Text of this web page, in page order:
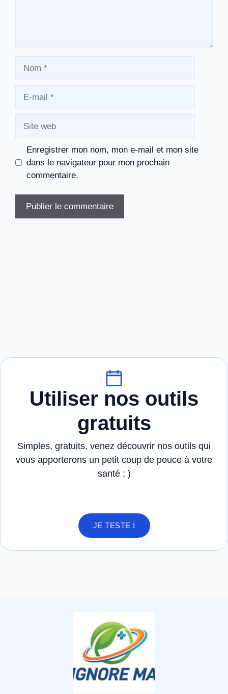
Enregistrer mon nom, mon e-mail et mon site
dans le navigateur pour mon prochain
commentaire.
Utiliser nos outils
gratuits
Simples, gratuits, venez découvrir nos outils qui
vous apporterons un petit coup de pouce à votre
santé ; )
JE TESTE !